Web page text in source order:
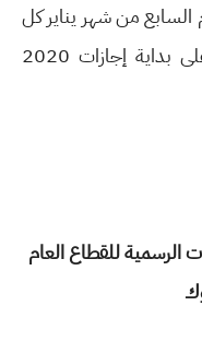
السابع من شهر يناير كل
عام، وفيه يحصل الكافة في مصر على بداية إجازات 2020
الرسمية للقطاع العام